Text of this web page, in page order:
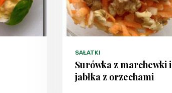
SAŁATKI
Surówka z marchewki i
jabłka z orzechami